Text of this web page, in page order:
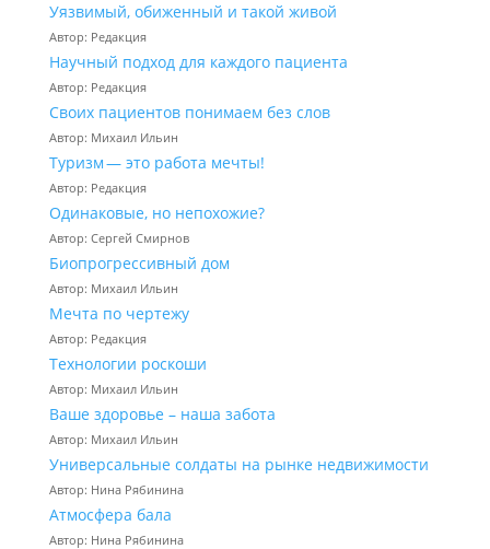
Уязвимый, обиженный и такой живой
Автор: Редакция
Научный подход для каждого пациента
Автор: Редакция
Своих пациентов понимаем без слов
Автор: Михаил Ильин
Туризм — это работа мечты!
Автор: Редакция
Одинаковые, но непохожие?
Автор: Сергей Смирнов
Биопрогрессивный дом
Автор: Михаил Ильин
Мечта по чертежу
Автор: Редакция
Технологии роскоши
Автор: Михаил Ильин
Ваше здоровье – наша забота
Автор: Михаил Ильин
Универсальные солдаты на рынке недвижимости
Автор: Нина Рябинина
Атмосфера бала
Автор: Нина Рябинина